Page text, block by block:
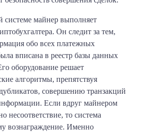
системе майнер выполняет
Он следит за тем,
обо всех платежных
вписана в реестр базы данных
оборудование решает
алгоритмы, препятствуя
совершению транзакций
Если вдруг майнером
несоответствие, то система
вознаграждение. Именно